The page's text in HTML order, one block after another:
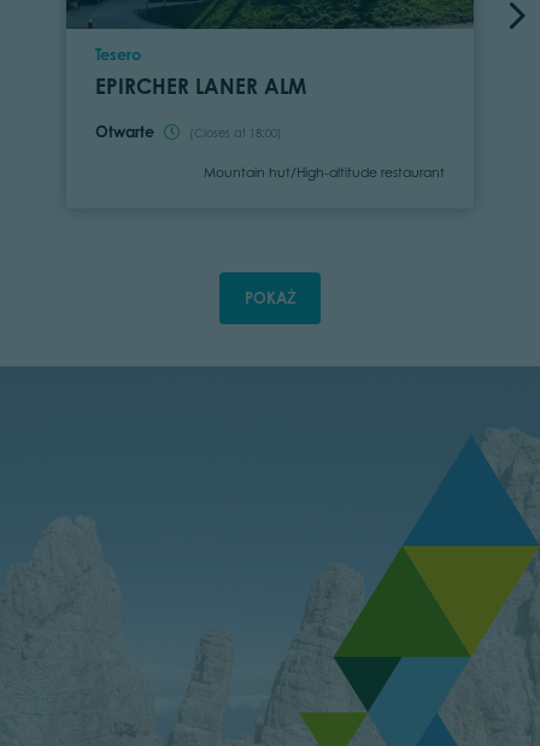
Location
Tesero
EPIRCHER LANER ALM
Otwarte (Closes at 18:00)
Category
Mountain hut/High-altitude restaurant
POKAŻ